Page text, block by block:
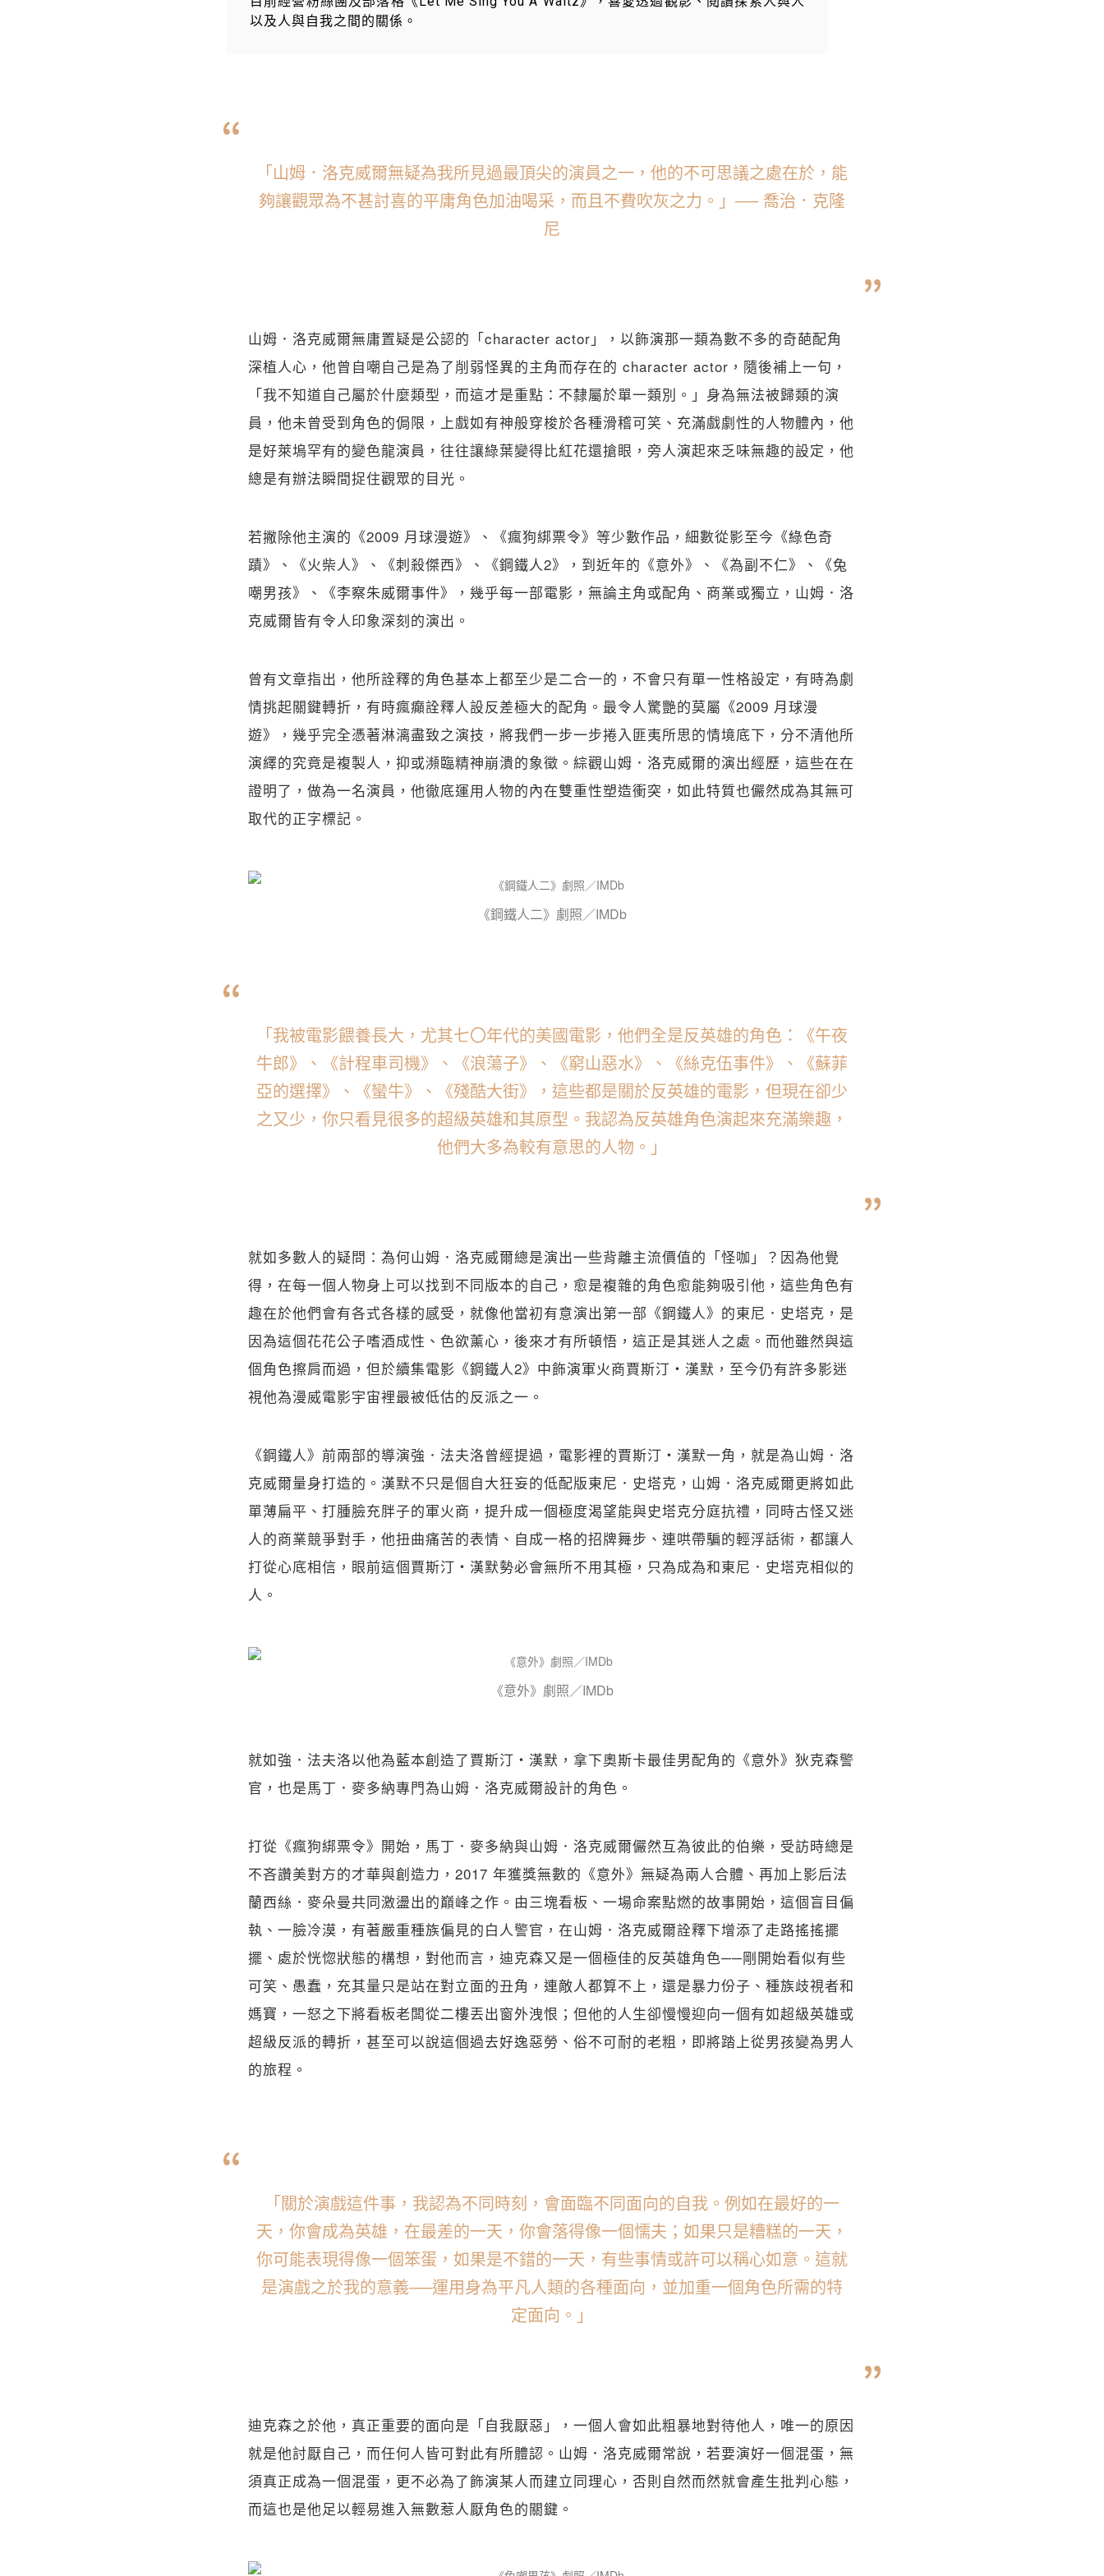
以及人與自我之間的關係。
「山姆．洛克威爾無疑為我所見過最頂尖的演員之一，他的不可思議之處在於，能
夠讓觀眾為不甚討喜的平庸角色加油喝采，而且不費吹灰之力。」── 喬治．克隆
尼
山姆．洛克威爾無庸置疑是公認的「character actor」，以飾演那一類為數不多的奇葩配角
深植人心，他曾自嘲自己是為了削弱怪異的主角而存在的 character actor，隨後補上一句，
「我不知道自己屬於什麼類型，而這才是重點：不隸屬於單一類別。」身為無法被歸類的演
員，他未曾受到角色的侷限，上戲如有神般穿梭於各種滑稽可笑、充滿戲劇性的人物體內，他
是好萊塢罕有的變色龍演員，往往讓綠葉變得比紅花還搶眼，旁人演起來乏味無趣的設定，他
總是有辦法瞬間捉住觀眾的目光。
若撇除他主演的《2009 月球漫遊》、《瘋狗綁票令》等少數作品，細數從影至今《綠色奇
蹟》、《火柴人》、《刺殺傑西》、《鋼鐵人2》，到近年的《意外》、《為副不仁》、《兔
嘲男孩》、《李察朱威爾事件》，幾乎每一部電影，無論主角或配角、商業或獨立，山姆．洛
克威爾皆有令人印象深刻的演出。
曾有文章指出，他所詮釋的角色基本上都至少是二合一的，不會只有單一性格設定，有時為劇
情挑起關鍵轉折，有時瘋癲詮釋人設反差極大的配角。最令人驚艷的莫屬《2009 月球漫
遊》，幾乎完全憑著淋漓盡致之演技，將我們一步一步捲入匪夷所思的情境底下，分不清他所
演繹的究竟是複製人，抑或瀕臨精神崩潰的象徵。綜觀山姆．洛克威爾的演出經歷，這些在在
證明了，做為一名演員，他徹底運用人物的內在雙重性塑造衝突，如此特質也儼然成為其無可
取代的正字標記。
《鋼鐵人二》劇照／IMDb
「我被電影餵養長大，尤其七〇年代的美國電影，他們全是反英雄的角色：《午夜
牛郎》、《計程車司機》、《浪蕩子》、《窮山惡水》、《絲克伍事件》、《蘇菲
亞的選擇》、《蠻牛》、《殘酷大街》，這些都是關於反英雄的電影，但現在卻少
之又少，你只看見很多的超級英雄和其原型。我認為反英雄角色演起來充滿樂趣，
他們大多為較有意思的人物。」
就如多數人的疑問：為何山姆．洛克威爾總是演出一些背離主流價值的「怪咖」？因為他覺
得，在每一個人物身上可以找到不同版本的自己，愈是複雜的角色愈能夠吸引他，這些角色有
趣在於他們會有各式各樣的感受，就像他當初有意演出第一部《鋼鐵人》的東尼．史塔克，是
因為這個花花公子嗜酒成性、色欲薰心，後來才有所頓悟，這正是其迷人之處。而他雖然與這
個角色擦肩而過，但於續集電影《鋼鐵人2》中飾演軍火商賈斯汀・漢默，至今仍有許多影迷
視他為漫威電影宇宙裡最被低估的反派之一。
《鋼鐵人》前兩部的導演強．法夫洛曾經提過，電影裡的賈斯汀・漢默一角，就是為山姆．洛
克威爾量身打造的。漢默不只是個自大狂妄的低配版東尼．史塔克，山姆．洛克威爾更將如此
單薄扁平、打腫臉充胖子的軍火商，提升成一個極度渴望能與史塔克分庭抗禮，同時古怪又迷
人的商業競爭對手，他扭曲痛苦的表情、自成一格的招牌舞步、連哄帶騙的輕浮話術，都讓人
打從心底相信，眼前這個賈斯汀・漢默勢必會無所不用其極，只為成為和東尼．史塔克相似的
人。
《意外》劇照／IMDb
就如強．法夫洛以他為藍本創造了賈斯汀・漢默，拿下奧斯卡最佳男配角的《意外》狄克森警
官，也是馬丁．麥多納專門為山姆．洛克威爾設計的角色。
打從《瘋狗綁票令》開始，馬丁．麥多納與山姆．洛克威爾儼然互為彼此的伯樂，受訪時總是
不吝讚美對方的才華與創造力，2017 年獲獎無數的《意外》無疑為兩人合體、再加上影后法
蘭西絲．麥朵曼共同激盪出的巔峰之作。由三塊看板、一場命案點燃的故事開始，這個盲目偏
執、一臉冷漠，有著嚴重種族偏見的白人警官，在山姆．洛克威爾詮釋下增添了走路搖搖擺
擺、處於恍惚狀態的構想，對他而言，迪克森又是一個極佳的反英雄角色──剛開始看似有些
可笑、愚蠢，充其量只是站在對立面的丑角，連敵人都算不上，還是暴力份子、種族歧視者和
媽寶，一怒之下將看板老闆從二樓丟出窗外洩恨；但他的人生卻慢慢迎向一個有如超級英雄或
超級反派的轉折，甚至可以說這個過去好逸惡勞、俗不可耐的老粗，即將踏上從男孩變為男人
的旅程。
「關於演戲這件事，我認為不同時刻，會面臨不同面向的自我。例如在最好的一
天，你會成為英雄，在最差的一天，你會落得像一個懦夫；如果只是糟糕的一天，
你可能表現得像一個笨蛋，如果是不錯的一天，有些事情或許可以稱心如意。這就
是演戲之於我的意義──運用身為平凡人類的各種面向，並加重一個角色所需的特
定面向。」
迪克森之於他，真正重要的面向是「自我厭惡」，一個人會如此粗暴地對待他人，唯一的原因
就是他討厭自己，而任何人皆可對此有所體認。山姆．洛克威爾常說，若要演好一個混蛋，無
須真正成為一個混蛋，更不必為了飾演某人而建立同理心，否則自然而然就會產生批判心態，
而這也是他足以輕易進入無數惹人厭角色的關鍵。
關閉